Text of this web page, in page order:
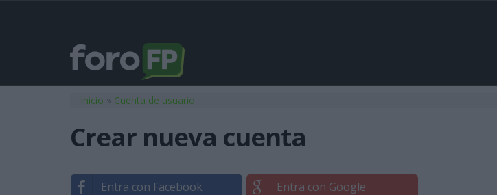
Usted está aquí
Inicio » Cuenta de usuario
Crear nueva cuenta
Entra con Facebook Entra con Google